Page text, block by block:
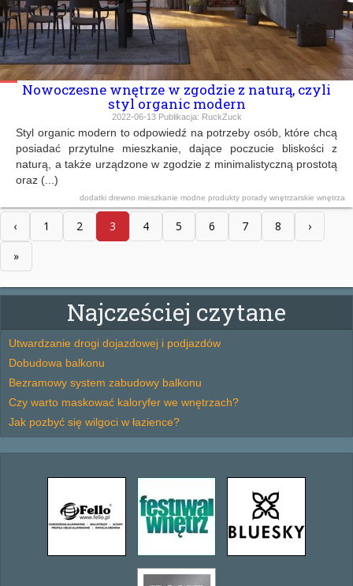
Nowoczesne wnętrze w zgodzie z naturą, czyli
styl organic modern
2022-06-13Publikacja: RuckZuck
Styl organic modern to odpowiedź na potrzeby osób, które chcą
posiadać przytulne mieszkanie, dające poczucie bliskości z
naturą, a także urządzone w zgodzie z minimalistyczną prostotą
oraz (...)
dodatki drewno mieszkanie modne produkty porady wnętrzarskie wnętrza
‹ 1 2 3 4 5 6 7 8
›
»
Najcześciej czytane
Utwardzanie drogi dojazdowej i podjazdów
Dobudowa balkonu
Bezramowy system zabudowy balkonu
Czy warto maskować kaloryfer we wnętrzach?
Jak pozbyć się wilgoci w łazience?